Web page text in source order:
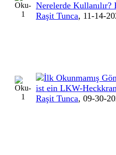
Nerelerde
Raşit Tunca, 11-14-
ist ein LKW-
Raşit Tunca, 09-30-